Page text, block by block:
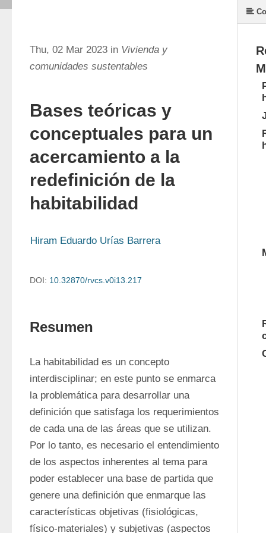
Thu, 02 Mar 2023 in Vivienda y
comunidades sustentables
Bases teóricas y
conceptuales para un
acercamiento a la
redefinición de la
habitabilidad
Hiram Eduardo Urías Barrera
DOI: 10.32870/rvcs.v0i13.217
Resumen
La habitabilidad es un concepto
interdisciplinar; en este punto se enmarca
la problemática para desarrollar una
definición que satisfaga los requerimientos
de cada una de las áreas que se utilizan.
Por lo tanto, es necesario el entendimiento
de los aspectos inherentes al tema para
poder establecer una base de partida que
genere una definición que enmarque las
características objetivas (fisiológicas,
físico-materiales) y subjetivas (aspectos